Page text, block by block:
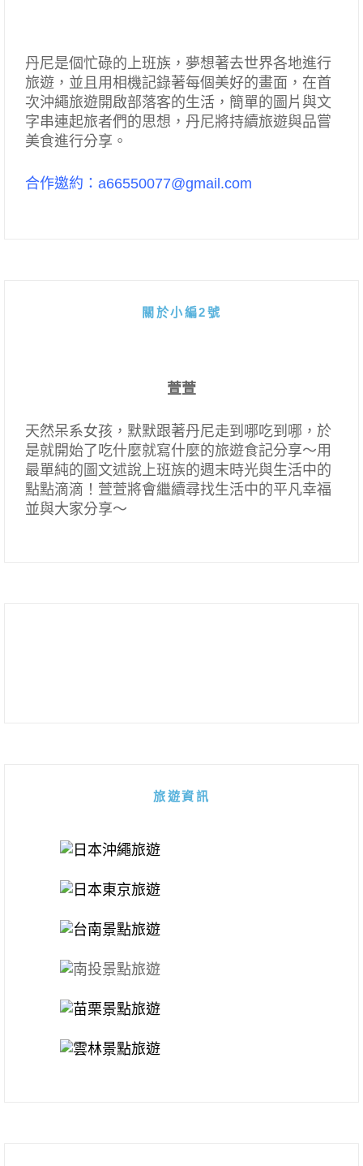
丹尼是個忙碌的上班族，夢想著去世界各地進行
旅遊，並且用相機記錄著每個美好的畫面，在首
次沖繩旅遊開啟部落客的生活，簡單的圖片與文
字串連起旅者們的思想，丹尼將持續旅遊與品嘗
美食進行分享。
合作邀約：a66550077@gmail.com
關於小編2號
萱萱
天然呆系女孩，默默跟著丹尼走到哪吃到哪，於
是就開始了吃什麼就寫什麼的旅遊食記分享～用
最單純的圖文述說上班族的週末時光與生活中的
點點滴滴！萱萱將會繼續尋找生活中的平凡幸福
並與大家分享～
旅遊資訊